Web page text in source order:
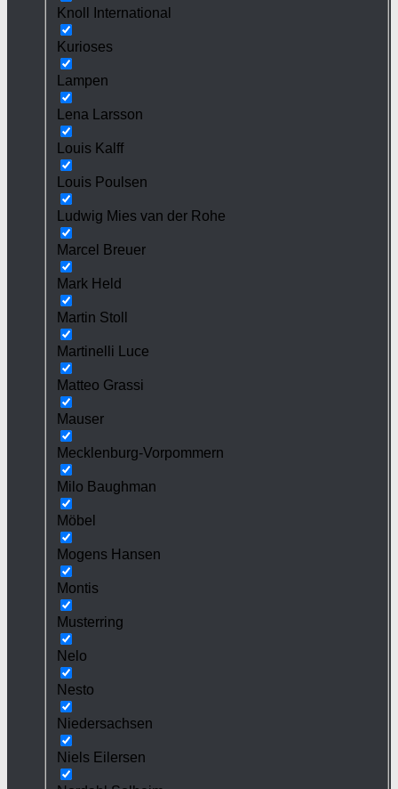
Knoll International
Kurioses
Lampen
Lena Larsson
Louis Kalff
Louis Poulsen
Ludwig Mies van der Rohe
Marcel Breuer
Mark Held
Martin Stoll
Martinelli Luce
Matteo Grassi
Mauser
Mecklenburg-Vorpommern
Milo Baughman
Möbel
Mogens Hansen
Montis
Musterring
Nelo
Nesto
Niedersachsen
Niels Eilersen